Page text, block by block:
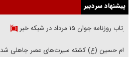
پیشنهاد سردبیر
بازتاب روزنامه جوان ۱۵ مرداد در شبکه خبر
امام حسین (ع) کشته سیرت‌های عصر جاهلی شد